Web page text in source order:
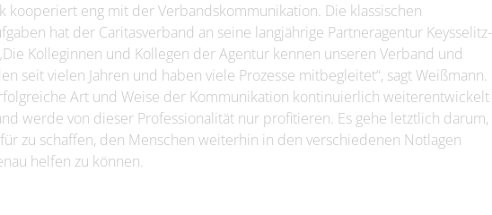
kooperiert eng mit der Verbandskommunikation. Die klassischen
hat der Caritasverband an seine langjährige Partneragentur Keysselitz-
Kolleginnen und Kollegen der Agentur kennen unseren Verband und
seit vielen Jahren und haben viele Prozesse mitbegleitet“, sagt Weißmann.
Art und Weise der Kommunikation kontinuierlich weiterentwickelt
werde von dieser Professionalität nur profitieren. Es gehe letztlich darum,
zu schaffen, den Menschen weiterhin in den verschiedenen Notlagen
helfen zu können.